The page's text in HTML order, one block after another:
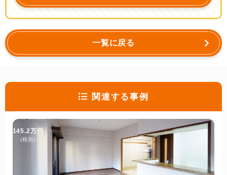
一覧に戻る
関連する事例
145.2万円
(税別)